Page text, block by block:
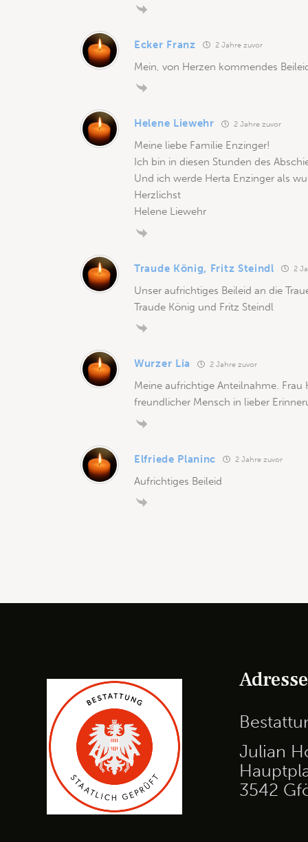
Ecker Franz 2 Jahre zuvor
Mein, von Herzen kommendes
Helene Liewehr 2 Jahre zuvor
Meine liebe Familie Enzinger!
Ich bin in diesen Stunden des
Und ich werde Herta Enzinger als
Herzlichst
Helene Liewehr
Traude König, Fritz Steindl 2
Unser aufrichtiges Beileid an die
Traude König und Fritz Steindl
Wurzer Lia 2 Jahre zuvor
Meine aufrichtige Anteilnahme.
freundlicher Mensch in lieber
Elfriede Planinc 2 Jahre zuvor
Aufrichtiges Beileid
Adresse
Julian
3542